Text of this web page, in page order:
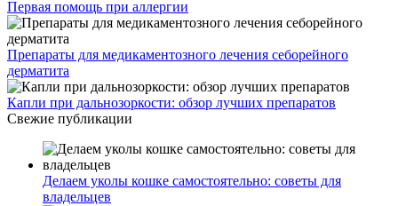
Первая помощь при аллергии
Препараты для медикаментозного лечения себорейного
дерматита
Капли при дальнозоркости: обзор лучших препаратов
Свежие публикации
Делаем уколы кошке самостоятельно: советы для
владельцев